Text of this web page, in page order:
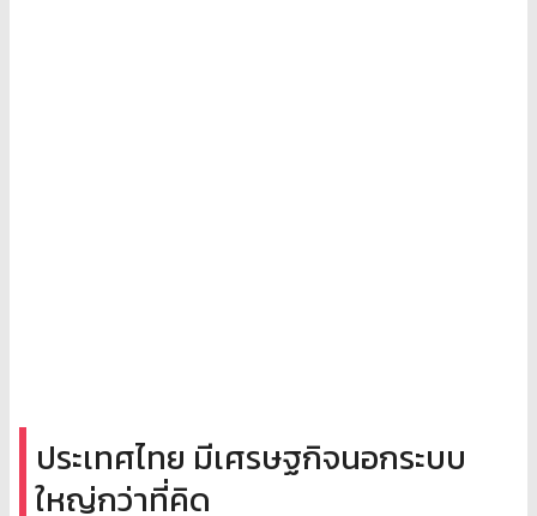
ประเทศไทย มีเศรษฐกิจนอกระบบ
ใหญ่กว่าที่คิด